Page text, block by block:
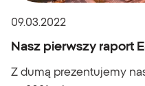
09.03.2022
Nasz pierwszy raport
Z dumą prezentujemy